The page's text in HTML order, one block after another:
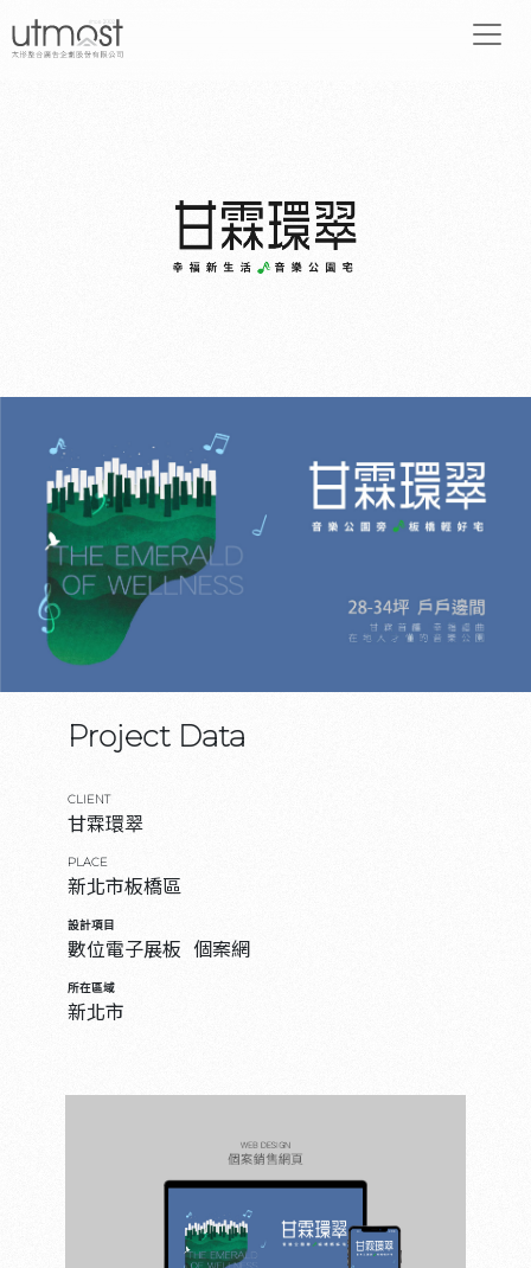
Project Data
CLIENT
甘霖環翠
PLACE
新北市板橋區
設計項目
數位電子展板 個案網
所在區域
新北市